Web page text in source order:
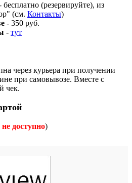
бесплатно (резервируйте), из
(см. Контакты)
- 350 руб.
- тут
через курьера при получении
при самовывозе. Вместе с
чек.
доступно)